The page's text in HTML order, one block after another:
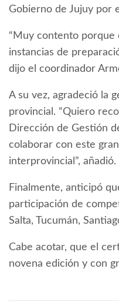
Gobierno de Jujuy por
“Muy contento porque
instancias de
dijo el coordinador
A su vez, agradeció la
provincial. “Quiero
Dirección de Gestión
colaborar con este
interprovincial”, añadió.
Finalmente, anticipó
participación de
Salta, Tucumán,
Cabe acotar, que el
novena edición y con